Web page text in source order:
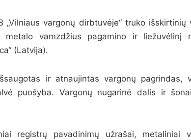
„Vilniaus vargonų dirbtuvėje“ truko išskirtinių
metalo vamzdžius pagamino ir liežuvėlinį
(Latvija).
ir atnaujintas vargonų pagrindas,
puošyba. Vargonų nugarinė dalis ir
registrų pavadinimų užrašai, metaliniai